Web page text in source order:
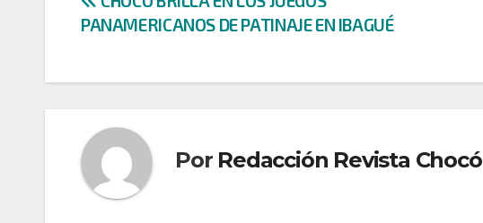
de
entradas
PANAMERICANOS DE PATINAJE EN IBAGUÉ
Por Redacción Revista Chocó